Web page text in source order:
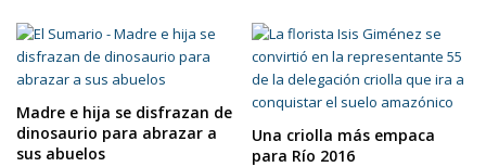
Madre e hija se disfrazan de
dinosaurio para abrazar a
sus abuelos
Una criolla más empaca
para Río 2016